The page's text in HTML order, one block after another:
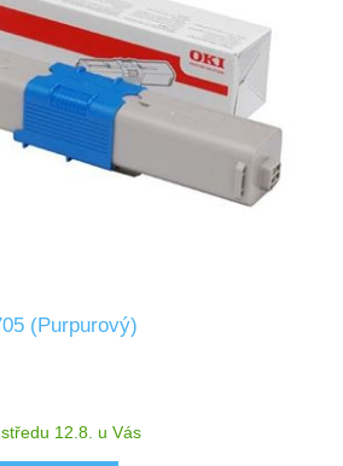
(Purpurový)
12.8. u Vás